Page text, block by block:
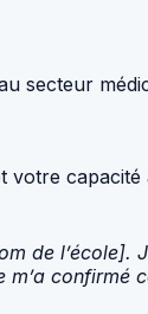
secteur
votre capacité
de